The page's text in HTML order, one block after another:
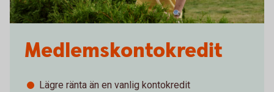
Medlemskontokredit
Lägre ränta än en vanlig kontokredit